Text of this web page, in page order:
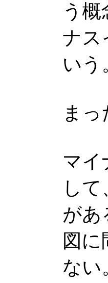
う
ナス
いう
ま
マイ
し
があ
図
ない